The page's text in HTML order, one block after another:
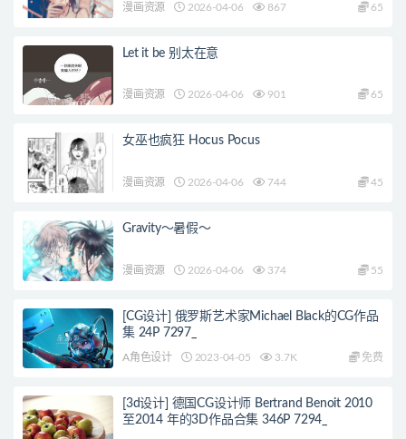
漫画资源 2026-04-06 867 65
Let it be 别太在意
漫画资源 2026-04-06 901 65
女巫也疯狂 Hocus Pocus
漫画资源 2026-04-06 744 45
Gravity～暑假～
漫画资源 2026-04-06 374 55
[CG设计] 俄罗斯艺术家Michael Black的CG作品
集 24P 7297_
A角色设计 2023-04-05 3.7K 免费
[3d设计] 德国CG设计师 Bertrand Benoit 2010
至2014 年的3D作品合集 346P 7294_